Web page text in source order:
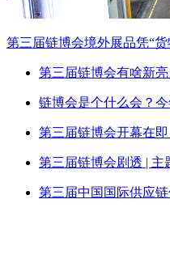
第三届链博会境外展品凭“
第三届链博会有啥新
链博会是个什么会？
第三届链博会开幕在
第三届链博会剧透 |
第三届中国国际供应